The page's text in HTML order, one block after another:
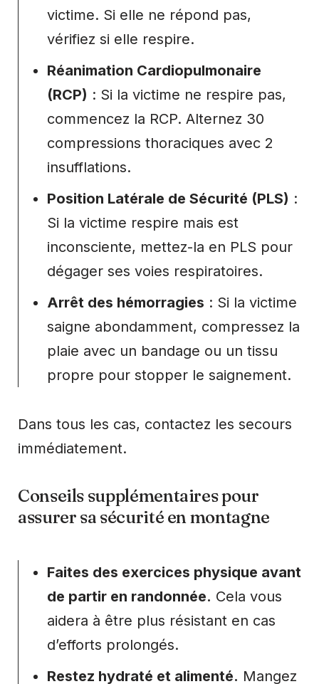
victime. Si elle ne répond pas,
vérifiez si elle respire.
Réanimation Cardiopulmonaire
(RCP) : Si la victime ne respire pas,
commencez la RCP. Alternez 30
compressions thoraciques avec 2
insufflations.
Position Latérale de Sécurité (PLS) :
Si la victime respire mais est
inconsciente, mettez-la en PLS pour
dégager ses voies respiratoires.
Arrêt des hémorragies : Si la victime
saigne abondamment, compressez la
plaie avec un bandage ou un tissu
propre pour stopper le saignement.
Dans tous les cas, contactez les secours
immédiatement.
Conseils supplémentaires pour
assurer sa sécurité en montagne
Faites des exercices physique avant
de partir en randonnée. Cela vous
aidera à être plus résistant en cas
d’efforts prolongés.
Restez hydraté et alimenté. Mangez